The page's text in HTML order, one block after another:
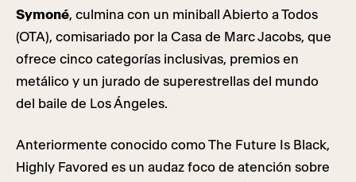
Symoné, culmina con un miniball Abierto a Todos
(OTA), comisariado por la Casa de Marc Jacobs, que
ofrece cinco categorías inclusivas, premios en
metálico y un jurado de superestrellas del mundo
del baile de Los Ángeles.
Anteriormente conocido como The Future Is Black,
Highly Favored es un audaz foco de atención sobre